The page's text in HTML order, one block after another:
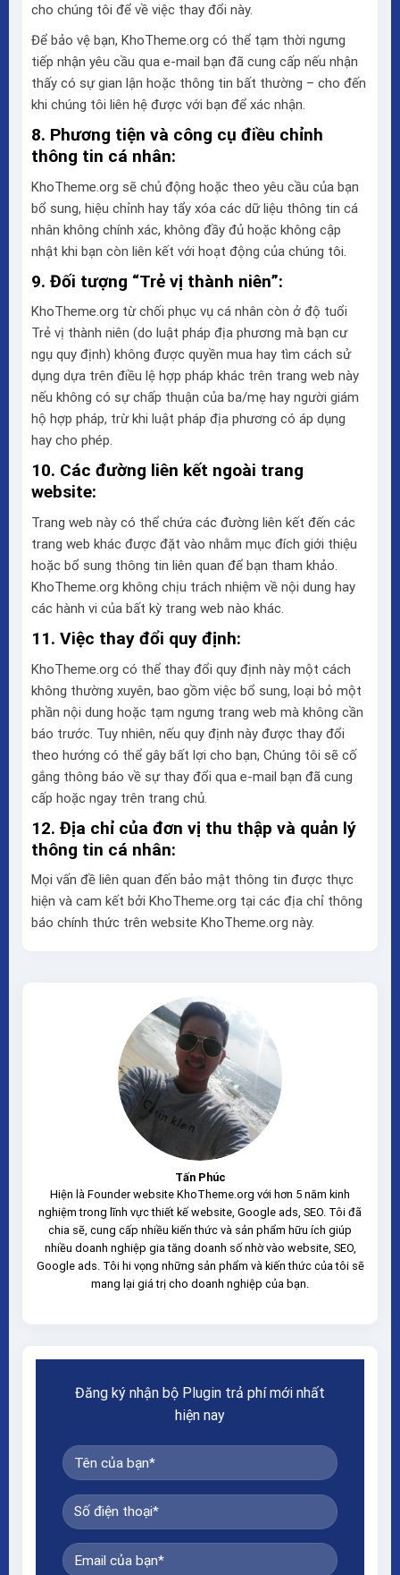
cho chúng tôi để về việc thay đổi này.
Để bảo vệ bạn, KhoTheme.org có thể tạm thời ngưng
tiếp nhận yêu cầu qua e-mail bạn đã cung cấp nếu nhận
thấy có sự gian lận hoặc thông tin bất thường – cho đến
khi chúng tôi liên hệ được với bạn để xác nhận.
8. Phương tiện và công cụ điều chỉnh
thông tin cá nhân:
KhoTheme.org sẽ chủ động hoặc theo yêu cầu của bạn
bổ sung, hiệu chỉnh hay tẩy xóa các dữ liệu thông tin cá
nhân không chính xác, không đầy đủ hoặc không cập
nhật khi bạn còn liên kết với hoạt động của chúng tôi.
9. Đối tượng “Trẻ vị thành niên”:
KhoTheme.org từ chối phục vụ cá nhân còn ở độ tuổi
Trẻ vị thành niên (do luật pháp địa phương mà bạn cư
ngụ quy định) không được quyền mua hay tìm cách sử
dụng dựa trên điều lệ hợp pháp khác trên trang web này
nếu không có sự chấp thuận của ba/mẹ hay người giám
hộ hợp pháp, trừ khi luật pháp địa phương có áp dụng
hay cho phép.
10. Các đường liên kết ngoài trang
website:
Trang web này có thể chứa các đường liên kết đến các
trang web khác được đặt vào nhằm mục đích giới thiệu
hoặc bổ sung thông tin liên quan để bạn tham khảo.
KhoTheme.org không chịu trách nhiệm về nội dung hay
các hành vi của bất kỳ trang web nào khác.
11. Việc thay đổi quy định:
KhoTheme.org có thể thay đổi quy định này một cách
không thường xuyên, bao gồm việc bổ sung, loại bỏ một
phần nội dung hoặc tạm ngưng trang web mà không cần
báo trước. Tuy nhiên, nếu quy định này được thay đổi
theo hướng có thể gây bất lợi cho bạn, Chúng tôi sẽ cố
gắng thông báo về sự thay đổi qua e-mail bạn đã cung
cấp hoặc ngay trên trang chủ.
12. Địa chỉ của đơn vị thu thập và quản lý
thông tin cá nhân:
Mọi vấn đề liên quan đến bảo mật thông tin được thực
hiện và cam kết bởi KhoTheme.org tại các địa chỉ thông
báo chính thức trên website KhoTheme.org này.
Tấn Phúc
Hiện là Founder website KhoTheme.org với hơn 5 năm kinh
nghiệm trong lĩnh vực thiết kế website, Google ads, SEO. Tôi đã
chia sẽ, cung cấp nhiều kiến thức và sản phẩm hữu ích giúp
nhiều doanh nghiệp gia tăng doanh số nhờ vào website, SEO,
Google ads. Tôi hi vọng những sản phẩm và kiến thức của tôi sẽ
mang lại giá trị cho doanh nghiệp của bạn.
Đăng ký nhận bộ Plugin trả phí mới nhất
hiện nay